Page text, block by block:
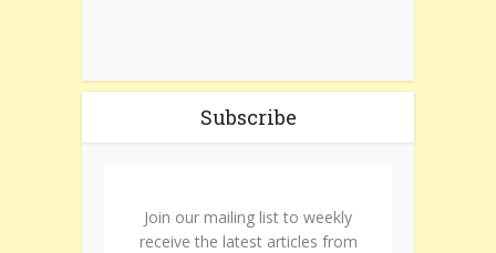
Subscribe
Join our mailing list to weekly
receive the latest articles from